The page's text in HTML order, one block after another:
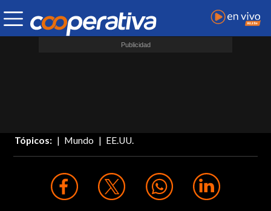
Tópicos: Mundo EE.UU.